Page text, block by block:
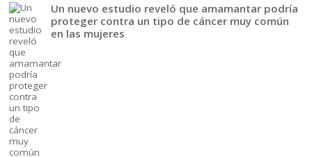
Un nuevo estudio reveló que amamantar podría
proteger contra un tipo de cáncer muy común
en las mujeres